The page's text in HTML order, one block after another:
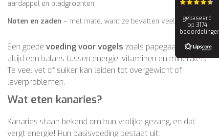
aardappel en bladgroenten.
Noten en zaden – met mate, want ze bevatten veel vet.
Een goede voeding voor vogels zoals papegaaien bevat
altijd een balans tussen energie, vitaminen en mineralen.
Te veel vet of suiker kan leiden tot overgewicht of
leverproblemen.
Wat eten kanaries?
Kanaries staan bekend om hun vrolijke gezang, en dat
vergt energie! Hun basisvoeding bestaat uit:
gebaseerd
op 3174